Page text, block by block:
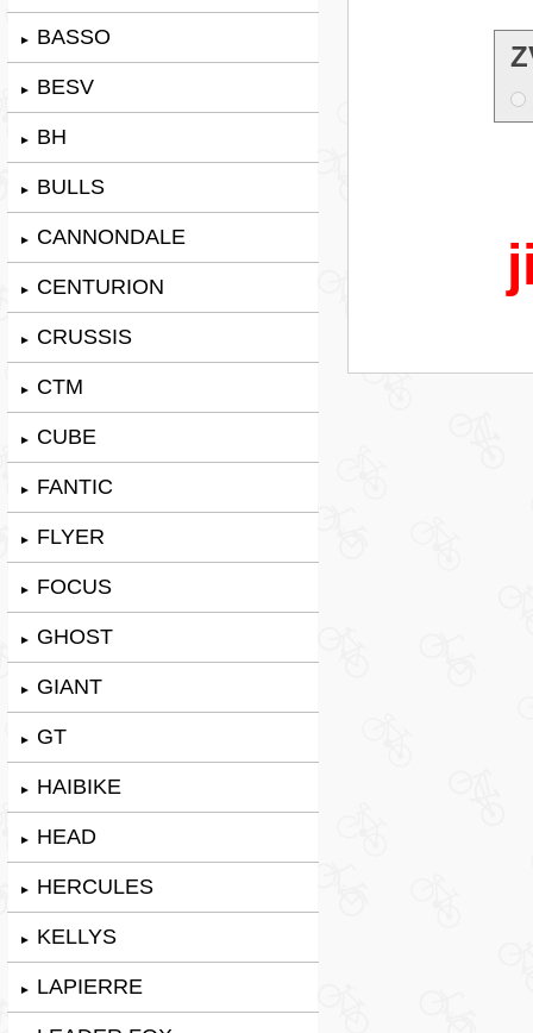
► BASSO
► BESV
► BH
► BULLS
► CANNONDALE
► CENTURION
► CRUSSIS
► CTM
► CUBE
► FANTIC
► FLYER
► FOCUS
► GHOST
► GIANT
► GT
► HAIBIKE
► HEAD
► HERCULES
► KELLYS
► LAPIERRE